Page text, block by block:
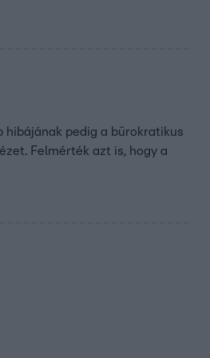
hibájának pedig a bürokratikus
Felmérték azt is, hogy a